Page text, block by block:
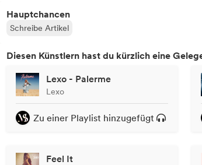
Hauptchancen
Schreibe Artikel
Diesen Künstlern hast du kürzlich eine
Lexo - Palerme
Lexo
Zu einer Playlist hinzugefügt
Feel It